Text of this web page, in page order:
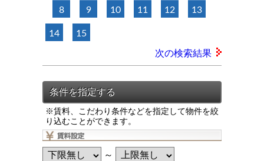
8 9 10 11 12 13
14 15
次の検索結果
※賃料、こだわり条件などを指定して物件を絞
り込むことができます。
～